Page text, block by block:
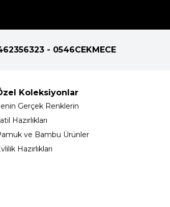
- 0546CEKMECE
Koleksiyonlar
Gerçek Renklerin
Hazırlıkları
ve Bambu Ürünler
Hazırlıkları